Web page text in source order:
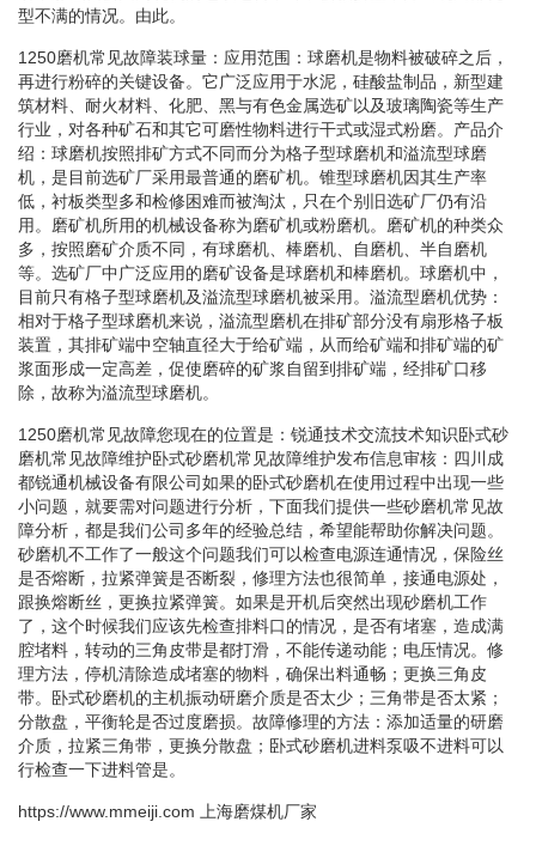
型不满的情况。由此。
1250磨机常见故障装球量：应用范围：球磨机是物料被破碎之后，
再进行粉碎的关键设备。它广泛应用于水泥，硅酸盐制品，新型建
筑材料、耐火材料、化肥、黑与有色金属选矿以及玻璃陶瓷等生产
行业，对各种矿石和其它可磨性物料进行干式或湿式粉磨。产品介
绍：球磨机按照排矿方式不同而分为格子型球磨机和溢流型球磨
机，是目前选矿厂采用最普通的磨矿机。锥型球磨机因其生产率
低，衬板类型多和检修困难而被淘汰，只在个别旧选矿厂仍有沿
用。磨矿机所用的机械设备称为磨矿机或粉磨机。磨矿机的种类众
多，按照磨矿介质不同，有球磨机、棒磨机、自磨机、半自磨机
等。选矿厂中广泛应用的磨矿设备是球磨机和棒磨机。球磨机中，
目前只有格子型球磨机及溢流型球磨机被采用。溢流型磨机优势：
相对于格子型球磨机来说，溢流型磨机在排矿部分没有扇形格子板
装置，其排矿端中空轴直径大于给矿端，从而给矿端和排矿端的矿
浆面形成一定高差，促使磨碎的矿浆自留到排矿端，经排矿口移
除，故称为溢流型球磨机。
1250磨机常见故障您现在的位置是：锐通技术交流技术知识卧式砂
磨机常见故障维护卧式砂磨机常见故障维护发布信息审核：四川成
都锐通机械设备有限公司如果的卧式砂磨机在使用过程中出现一些
小问题，就要需对问题进行分析，下面我们提供一些砂磨机常见故
障分析，都是我们公司多年的经验总结，希望能帮助你解决问题。
砂磨机不工作了一般这个问题我们可以检查电源连通情况，保险丝
是否熔断，拉紧弹簧是否断裂，修理方法也很简单，接通电源处，
跟换熔断丝，更换拉紧弹簧。如果是开机后突然出现砂磨机工作
了，这个时候我们应该先检查排料口的情况，是否有堵塞，造成满
腔堵料，转动的三角皮带是都打滑，不能传递动能；电压情况。修
理方法，停机清除造成堵塞的物料，确保出料通畅；更换三角皮
带。卧式砂磨机的主机振动研磨介质是否太少；三角带是否太紧；
分散盘，平衡轮是否过度磨损。故障修理的方法：添加适量的研磨
介质，拉紧三角带，更换分散盘；卧式砂磨机进料泵吸不进料可以
行检查一下进料管是。
https://www.mmeiji.com 上海磨煤机厂家